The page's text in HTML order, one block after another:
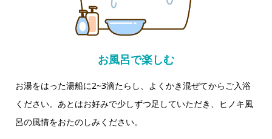
お風呂で楽しむ
お湯をはった湯船に2~3滴たらし、よくかき混ぜてからご入浴
ください。 あとはお好みで少しずつ足していただき、ヒノキ風
呂の風情をおたのしみください。